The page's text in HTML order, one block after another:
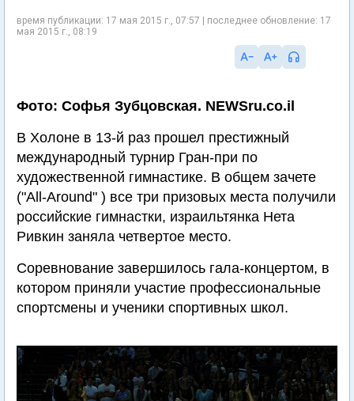
время публикации: 17 мая 2015 г., 07:57 | последнее обновление: 17
мая 2015 г., 08:19
Фото: Софья Зубцовская. NEWSru.co.il
В Холоне в 13-й раз прошел престижный
международный турнир Гран-при по
художественной гимнастике. В общем зачете
("All-Around" ) все три призовых места получили
российские гимнастки, израильтянка Нета
Ривкин заняла четвертое место.
Соревнование завершилось гала-концертом, в
котором приняли участие профессиональные
спортсмены и ученики спортивных школ.